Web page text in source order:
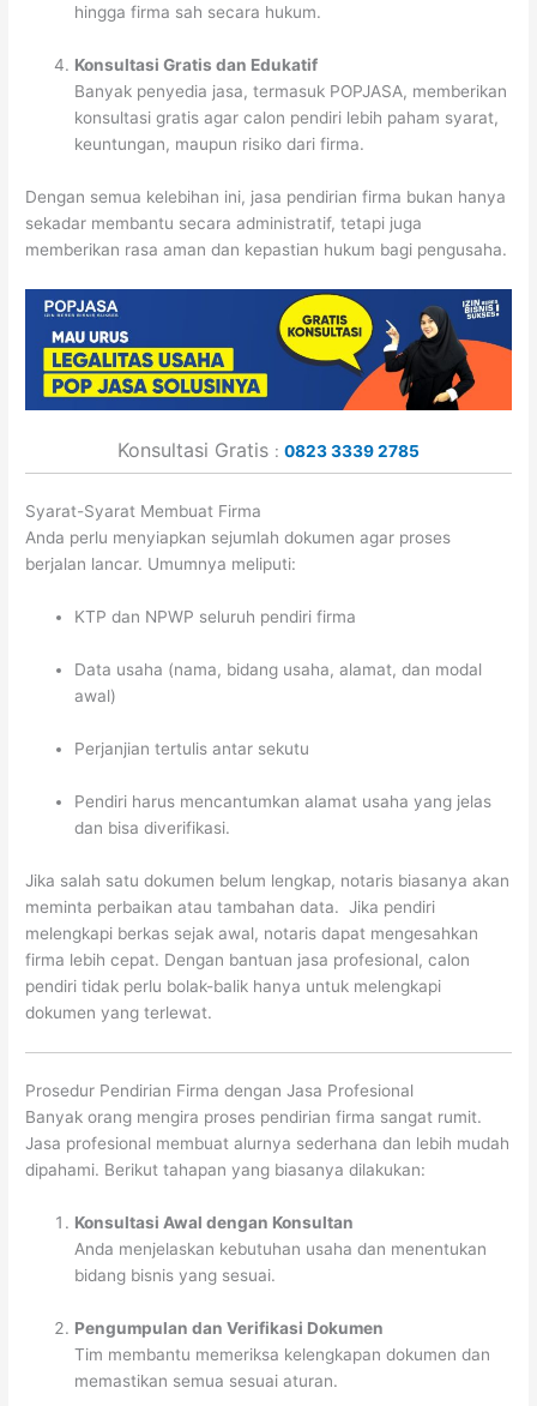
hingga firma sah secara hukum.
Konsultasi Gratis dan Edukatif
Banyak penyedia jasa, termasuk POPJASA, memberikan
konsultasi gratis agar calon pendiri lebih paham syarat,
keuntungan, maupun risiko dari firma.
Dengan semua kelebihan ini, jasa pendirian firma bukan hanya
sekadar membantu secara administratif, tetapi juga
memberikan rasa aman dan kepastian hukum bagi pengusaha.
Konsultasi Gratis : 0823 3339 2785
Syarat-Syarat Membuat Firma
Anda perlu menyiapkan sejumlah dokumen agar proses
berjalan lancar. Umumnya meliputi:
KTP dan NPWP seluruh pendiri firma
Data usaha (nama, bidang usaha, alamat, dan modal
awal)
Perjanjian tertulis antar sekutu
Pendiri harus mencantumkan alamat usaha yang jelas
dan bisa diverifikasi.
Jika salah satu dokumen belum lengkap, notaris biasanya akan
meminta perbaikan atau tambahan data. Jika pendiri
melengkapi berkas sejak awal, notaris dapat mengesahkan
firma lebih cepat. Dengan bantuan jasa profesional, calon
pendiri tidak perlu bolak-balik hanya untuk melengkapi
dokumen yang terlewat.
Prosedur Pendirian Firma dengan Jasa Profesional
Banyak orang mengira proses pendirian firma sangat rumit.
Jasa profesional membuat alurnya sederhana dan lebih mudah
dipahami. Berikut tahapan yang biasanya dilakukan:
Konsultasi Awal dengan Konsultan
Anda menjelaskan kebutuhan usaha dan menentukan
bidang bisnis yang sesuai.
Pengumpulan dan Verifikasi Dokumen
Tim membantu memeriksa kelengkapan dokumen dan
memastikan semua sesuai aturan.